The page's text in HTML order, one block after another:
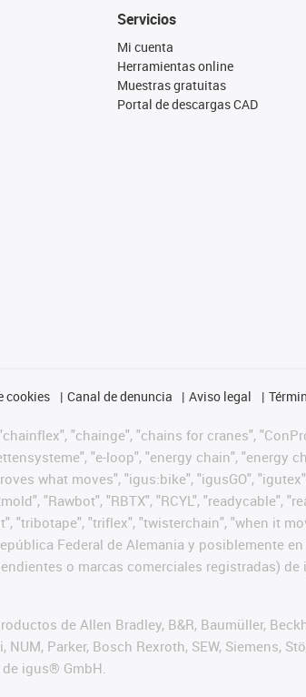
Servicios
Mi cuenta
Herramientas online
Muestras gratuitas
Portal de descargas CAD
cookies Canal de denuncia Aviso legal
"chainge", "chains for cranes",
"e-loop", "energy chain", "energy
what moves", "igus:bike", "igusGO",
"Rawbot", "RBTX", "RCYL", "readycable",
"tribotape", "triflex", "twisterchain", "when it
Federal de Alemania y posiblemente
o marcas comerciales registradas)
de Allen Bradley, B&R, Baumüller,
NUM, Parker, Bosch Rexroth, SEW,
igus® GmbH.